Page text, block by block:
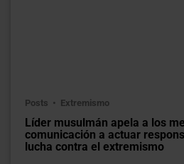
Posts Extremismo
Líder musulmán apela a los
comunicación a actuar
lucha contra el extremismo